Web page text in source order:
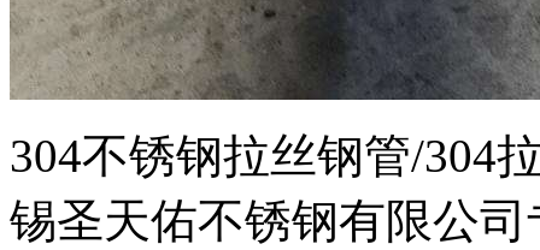
304不锈钢拉丝钢管/304
锡圣天佑不锈钢有限公